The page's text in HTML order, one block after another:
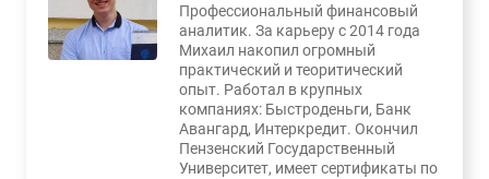
Профессиональный финансовый
аналитик. За карьеру с 2014 года
Михаил накопил огромный
практический и теоритический
опыт. Работал в крупных
компаниях: Быстроденьги, Банк
Авангард, Интеркредит. Окончил
Пензенский Государственный
Университет, имеет сертификаты по